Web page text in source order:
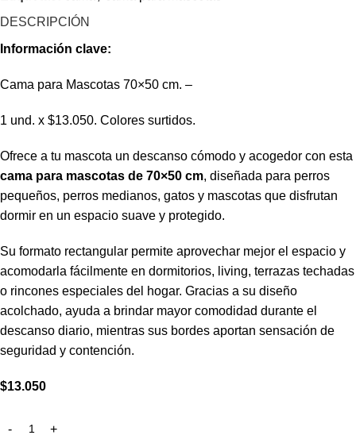
DESCRIPCIÓN
Información clave:
Cama para Mascotas 70×50 cm. –
1 und. x $13.050. Colores surtidos.
Ofrece a tu mascota un descanso cómodo y acogedor con esta
cama para mascotas de 70×50 cm, diseñada para perros
pequeños, perros medianos, gatos y mascotas que disfrutan
dormir en un espacio suave y protegido.
Su formato rectangular permite aprovechar mejor el espacio y
acomodarla fácilmente en dormitorios, living, terrazas techadas
o rincones especiales del hogar. Gracias a su diseño
acolchado, ayuda a brindar mayor comodidad durante el
descanso diario, mientras sus bordes aportan sensación de
seguridad y contención.
$13.050